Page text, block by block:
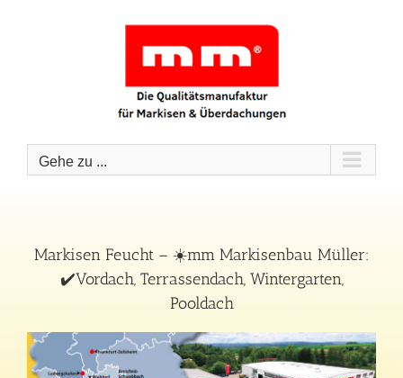
Gehe zu ...
Markisen Feucht – ☀️mm Markisenbau Müller:
✔️Vordach, Terrassendach, Wintergarten,
Pooldach